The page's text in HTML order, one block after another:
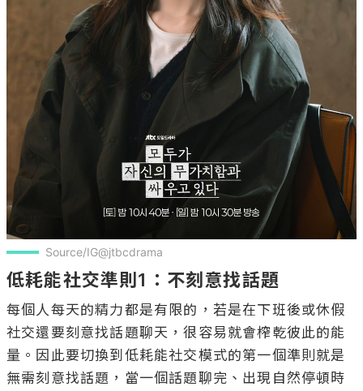
Source/IG@jtbcdrama
低耗能社交準則1：不刻意找話題
每個人每天的精力都是有限的，若是在下班後或休假
社交還要刻意找話題聊天，很容易就會榨乾彼此的能
量。因此要切換到低耗能社交模式的第一個準則就是
無需刻意找話題，當一個話題聊完、出現自然停頓時